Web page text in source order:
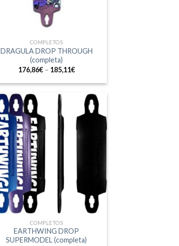
COMPLETOS
DRAGULA DROP THROUGH
(completa)
176,86€– 185,11€
COMPLETOS
EARTHWING DROP
SUPERMODEL (completa)